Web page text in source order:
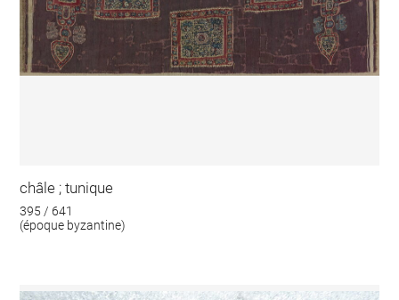
châle ; tunique
395 / 641
(époque byzantine)